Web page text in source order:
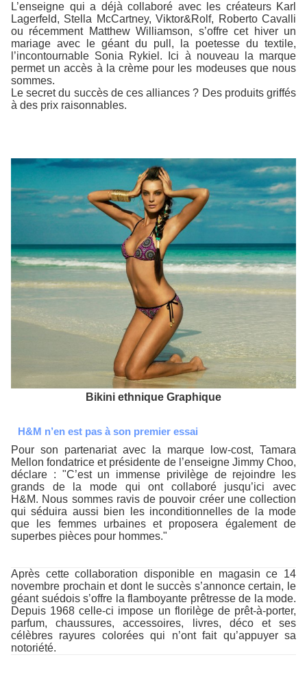
L’enseigne qui a déjà collaboré avec les créateurs Karl
Lagerfeld, Stella McCartney, Viktor&Rolf, Roberto Cavalli
ou récemment Matthew Williamson, s’offre cet hiver un
mariage avec le géant du pull, la poetesse du textile,
l’incontournable Sonia Rykiel. Ici à nouveau la marque
permet un accès à la crème pour les modeuses que nous
sommes.
Le secret du succès de ces alliances ? Des produits griffés
à des prix raisonnables.
Bikini ethnique Graphique
H&M n’en est pas à son premier essai
Pour son partenariat avec la marque low-cost, Tamara
Mellon fondatrice et présidente de l’enseigne Jimmy Choo,
déclare : "C’est un immense privilège de rejoindre les
grands de la mode qui ont collaboré jusqu’ici avec
H&M. Nous sommes ravis de pouvoir créer une collection
qui séduira aussi bien les inconditionnelles de la mode
que les femmes urbaines et proposera également de
superbes pièces pour hommes."
Après cette collaboration disponible en magasin ce 14
novembre prochain et dont le succès s’annonce certain, le
géant suédois s’offre la flamboyante prêtresse de la mode.
Depuis 1968 celle-ci impose un florilège de prêt-à-porter,
parfum, chaussures, accessoires, livres, déco et ses
célèbres rayures colorées qui n’ont fait qu’appuyer sa
notoriété.